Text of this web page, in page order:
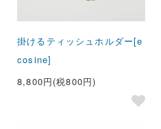
掛けるティッシュホルダー[e
cosine]
8,800円(税800円)